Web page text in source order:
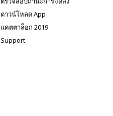
ดาวน์โหลด App
แคตตาล็อก 2019
Support